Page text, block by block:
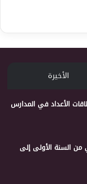
الأخيرة
الأعداد في المدارس
من السنة الأولى إلى